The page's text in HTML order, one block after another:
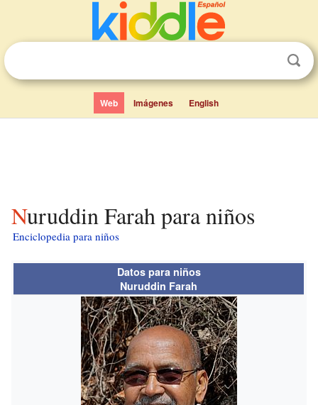
Web Imágenes English
Nuruddin Farah para niños
Enciclopedia para niños
Datos para niños
Nuruddin Farah